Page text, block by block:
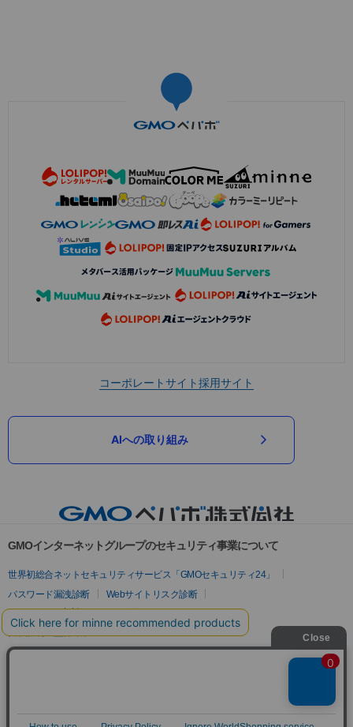
コーポレートサイト採用サイト
AIへの取り組み
GMOインターネットグループのセキュリティ事業について
世界初総合ネットセキュリティサービス「GMOセキュリティ24」
パスワード漏洩診断
Webサイトリスク診断
セキュリティ相談AIチャットボット
実在証明・盗聴対策
サイバー攻撃対策（GMOサイバーセキュリティ byイエラエ）